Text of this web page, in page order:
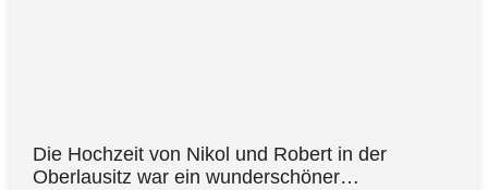
Die Hochzeit von Nikol und Robert in der
Oberlausitz war ein wunderschöner…